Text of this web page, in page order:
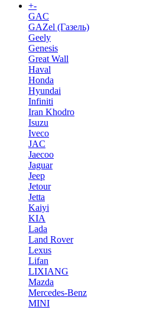
+-
GAC
GAZel (Газель)
Geely
Genesis
Great Wall
Haval
Honda
Hyundai
Infiniti
Iran Khodro
Isuzu
Iveco
JAC
Jaecoo
Jaguar
Jeep
Jetour
Jetta
Kaiyi
KIA
Lada
Land Rover
Lexus
Lifan
LIXIANG
Mazda
Mercedes-Benz
MINI